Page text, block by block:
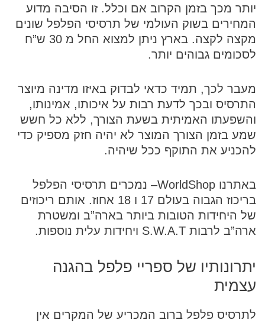
יותר מכך בזמן הקרוב אם וכלל. זו הסיבה מדוע
המחירים בשוק העולמי של תרסיסי הפלפל שונים
מקצה לקצה. בארץ ניתן למצוא החל מ 30 ש”ח
לסכומים גבוהים יותר.
מעבר לכך, תמיד כדאי לבדוק באיזו מדינה מיוצר
התרסיס ובכך לדעת רבות על איכותו, אמינותו,
והשפעתו האמיתית בשעת הצורך, ללא כל חשש
שמע בזמן הצורך המוצר לא יהיה חזק מספיק כדי
להכניע את התוקף ככל שיהיה.
באתרנו WorldShop– נמכרים תרסיסי הפלפל
בריכוז הגבוה בעולם 17 ו 18 אחוז. אותם ריכוזים
של היחידות הטובות ביותר בארה”ב ומשטרת
ארה”ב לרבות S.W.A.T ויחידות עלית נוספות.
יתרונותיו של ספריי פלפל בהגנה
עצמית
לתרסיס פלפל ברוב המכריע של המקרים אין